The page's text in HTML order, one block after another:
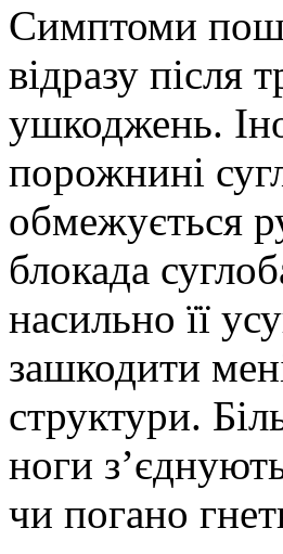
Симптоми
відразу після
ушкоджень.
порожнині
обмежується
блокада
насильно її
зашкодити
структури.
ноги
чи погано